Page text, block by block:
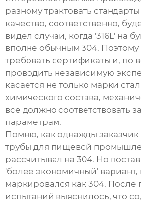
разному трактовать
качество, соответственно,
видел случаи, когда '316L' на
вполне обычным 304. Поэтому
требовать сертификаты и, по
проводить независимую
касается не только марки
химического состава,
все должно соответствовать
параметрам.
Помню, как однажды заказчик
трубы для пищевой
рассчитывал на 304. Но
'более экономичный' вариант,
маркировался как 304. После
испытаний выяснилось, что